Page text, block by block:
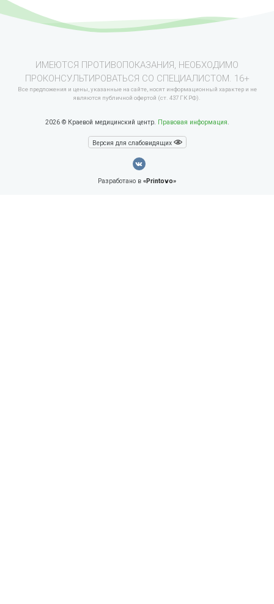
ИМЕЮТСЯ ПРОТИВОПОКАЗАНИЯ, НЕОБХОДИМО
ПРОКОНСУЛЬТИРОВАТЬСЯ СО СПЕЦИАЛИСТОМ. 16+
Все предложения и цены, указанные на сайте, носят информационный характер и не
являются публичной офертой (ст. 437 ГК РФ).
2026 © Краевой медицинский центр. Правовая информация.
Версия для слабовидящих
Разработано в «Printovo»